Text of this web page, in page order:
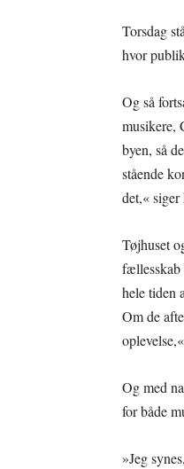
Torsdag
hvor
Og så
musikere,
byen, så
stående
det,« siger
Tøjhuset
fællesskab
hele tiden
Om de
Og med
for både
»Jeg